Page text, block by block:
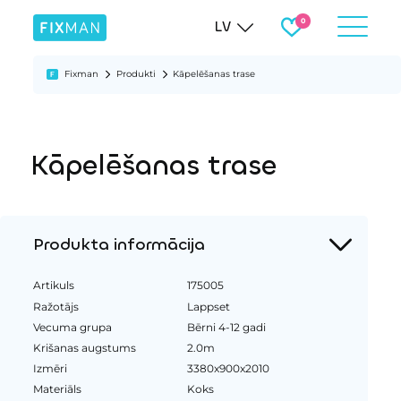
LV
Fixman Produkti Kāpelēšanas trase
Kāpelēšanas trase
Produkta informācija
Artikuls
175005
Ražotājs
Lappset
Vecuma grupa
Bērni 4-12 gadi
Krišanas augstums
2.0m
Izmēri
3380x900x2010
Materiāls
Koks